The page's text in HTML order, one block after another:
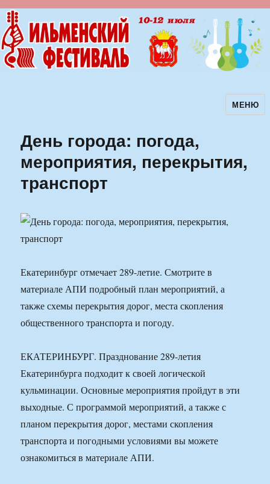
Ильменский фестиваль авторскойМЕНЮ
День города: погода,
мероприятия, перекрытия,
транспорт
Екатеринбург отмечает 289-летие. Смотрите в
материале АПИ подробный план мероприятий, а
также схемы перекрытия дорог, места скопления
общественного транспорта и погоду.
ЕКАТЕРИНБУРГ. Празднование 289-летия
Екатеринбурга подходит к своей логической
кульминации. Основные мероприятия пройдут в эти
выходные. С программой мероприятий, а также с
планом перекрытия дорог, местами скопления
транспорта и погодными условиями вы можете
ознакомиться в материале АПИ.